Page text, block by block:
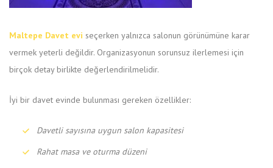
Maltepe Davet evi seçerken yalnızca salonun görünümüne karar
vermek yeterli değildir. Organizasyonun sorunsuz ilerlemesi için
birçok detay birlikte değerlendirilmelidir.
İyi bir davet evinde bulunması gereken özellikler:
Davetli sayısına uygun salon kapasitesi
Rahat masa ve oturma düzeni